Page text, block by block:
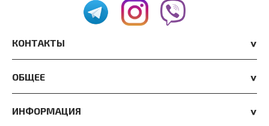
КОНТАКТЫ
ОБЩЕЕ
ИНФОРМАЦИЯ